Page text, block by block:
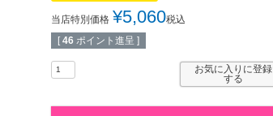
当店特別価格 ¥5,060税込
[ 46 ポイント進呈 ]
お気に入りに登録
する